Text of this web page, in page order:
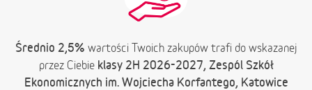
Średnio 2,5% wartości Twoich zakupów trafi do wskazanej
przez Ciebie klasy 2H 2026-2027, Zespól Szkół
Ekonomicznych im. Wojciecha Korfantego, Katowice